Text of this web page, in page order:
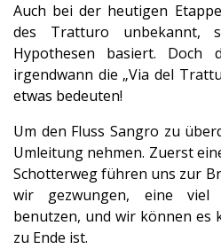
Auch bei der heutigen
des Tratturo unbekannt,
Hypothesen basiert. Doch
irgendwann die „Via del
etwas bedeuten!
Um den Fluss Sangro zu
Umleitung nehmen. Zuerst
Schotterweg führen uns zur
wir gezwungen, eine viel
benutzen, und wir können es
zu Ende ist.